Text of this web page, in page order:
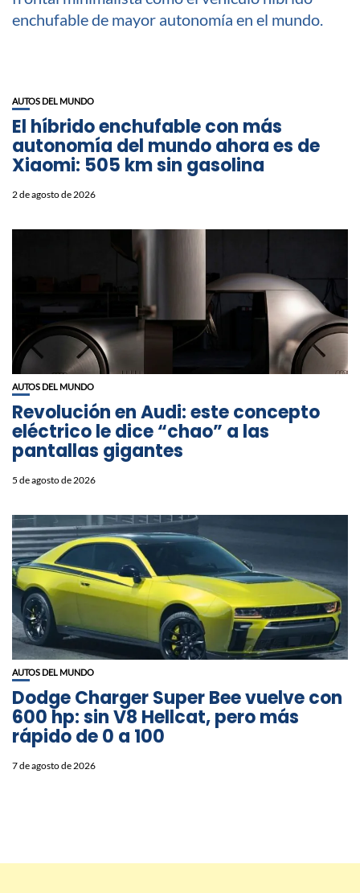
AUTOS DEL MUNDO
El híbrido enchufable con más
autonomía del mundo ahora es de
Xiaomi: 505 km sin gasolina
2 de agosto de 2026
AUTOS DEL MUNDO
Revolución en Audi: este concepto
eléctrico le dice “chao” a las
pantallas gigantes
5 de agosto de 2026
AUTOS DEL MUNDO
Dodge Charger Super Bee vuelve con
600 hp: sin V8 Hellcat, pero más
rápido de 0 a 100
7 de agosto de 2026